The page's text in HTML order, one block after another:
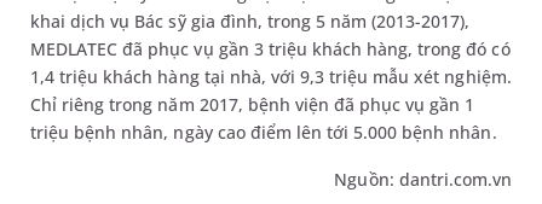
khai dịch vụ Bác sỹ gia đình, trong 5 năm (2013-2017),
MEDLATEC đã phục vụ gần 3 triệu khách hàng, trong đó có
1,4 triệu khách hàng tại nhà, với 9,3 triệu mẫu xét nghiệm.
Chỉ riêng trong năm 2017, bệnh viện đã phục vụ gần 1
triệu bệnh nhân, ngày cao điểm lên tới 5.000 bệnh nhân.
Nguồn: dantri.com.vn